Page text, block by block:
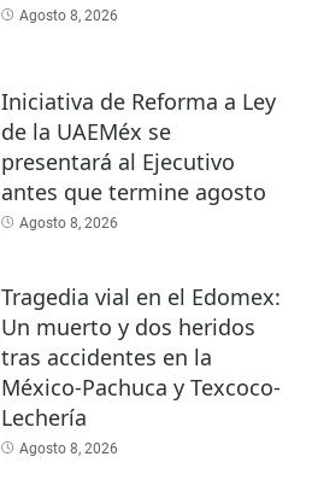
Agosto 8, 2026
Iniciativa de Reforma a Ley
de la UAEMéx se
presentará al Ejecutivo
antes que termine agosto
Agosto 8, 2026
Tragedia vial en el Edomex:
Un muerto y dos heridos
tras accidentes en la
México-Pachuca y Texcoco-
Lechería
Agosto 8, 2026